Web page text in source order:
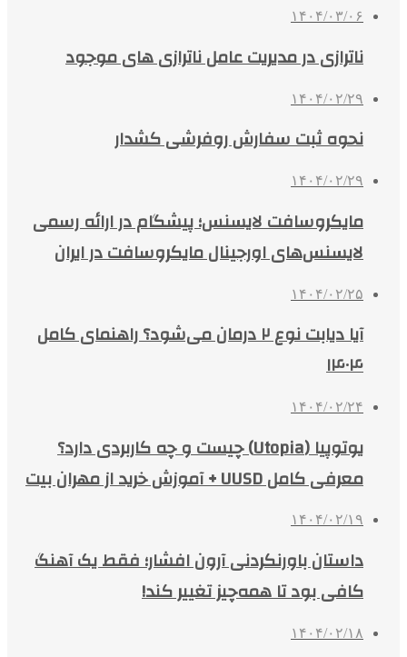
۱۴۰۴/۰۳/۰۶
ناترازی در مدیریت عامل ناترازی های موجود
۱۴۰۴/۰۲/۲۹
نحوه ثبت سفارش روفرشی کشدار
۱۴۰۴/۰۲/۲۹
مایکروسافت لایسنس؛ پیشگام در ارائه رسمی
لایسنس‌های اورجینال مایکروسافت در ایران
۱۴۰۴/۰۲/۲۵
آیا دیابت نوع ۲ درمان می‌شود؟ راهنمای کامل
۱۴۰۴
۱۴۰۴/۰۲/۲۴
یوتوپیا (Utopia) چیست و چه کاربردی دارد؟
معرفی کامل UUSD + آموزش خرید از مهران بیت
۱۴۰۴/۰۲/۱۹
داستان باورنکردنی آرون افشار؛ فقط یک آهنگ
کافی بود تا همه‌چیز تغییر کند!
۱۴۰۴/۰۲/۱۸